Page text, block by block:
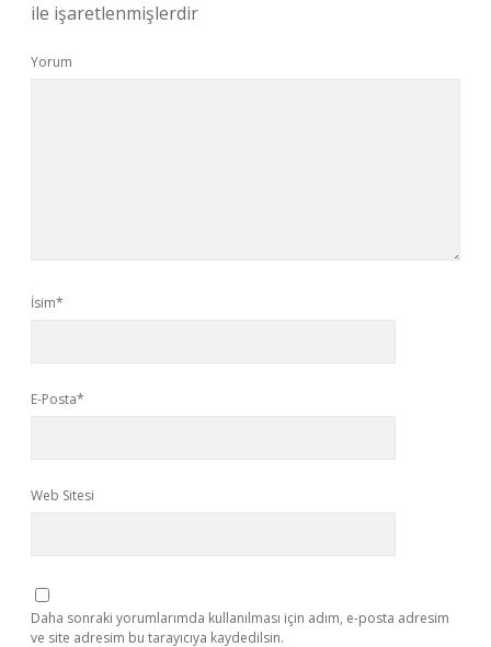
ile işaretlenmişlerdir
Yorum
İsim*
E-Posta*
Web Sitesi
Daha sonraki yorumlarımda kullanılması için adım, e-posta adresim
ve site adresim bu tarayıcıya kaydedilsin.